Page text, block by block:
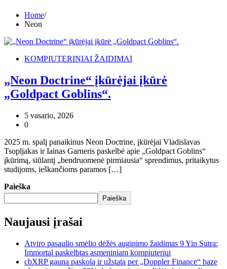
Home
Neon
KOMPIUTERINIAI ŽAIDIMAI
„Neon Doctrine“ įkūrėjai įkūrė
„Goldpact Goblins“.
5 vasario, 2026
0
2025 m. spalį panaikinus Neon Doctrine, įkūrėjai Vladislavas
Tsopljakas ir Iainas Garneris paskelbė apie „Goldpact Goblins“
įkūrimą, siūlantį „bendruomenė pirmiausia“ sprendimus, pritaikytus
studijoms, ieškančioms paramos […]
Paieška
Paieška
Naujausi įrašai
Atviro pasaulio smėlio dėžės auginimo žaidimas 9 Yin Sutra:
Immortal paskelbtas asmeniniam kompiuteriui
cbXRP gauna paskolą ir užstatą per „Doppler Finance“ bazę